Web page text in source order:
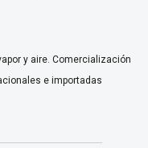
y aire. Comercialización
e importadas